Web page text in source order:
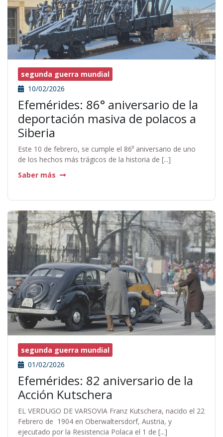
segunda guerra mundial
10/02/2026
Efemérides: 86° aniversario de la
deportación masiva de polacos a
Siberia
Este 10 de febrero, se cumple el 86⁰ aniversario de uno
de los hechos más trágicos de la historia de [...]
Saber más
segunda guerra mundial
01/02/2026
Efemérides: 82 aniversario de la
Acción Kutschera
EL VERDUGO DE VARSOVIA Franz Kutschera, nacido el 22
Febrero de 1904 en Oberwaltersdorf, Austria, y
ejecutado por la Resistencia Polaca el 1 de [...]